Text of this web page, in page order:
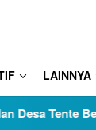
LAINNYA
Tente